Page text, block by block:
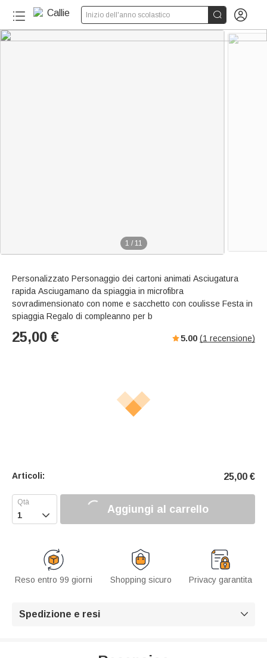
Inizio dell'anno scolastico  
1 / 11
Personalizzato Personaggio dei cartoni animati Asciugatura
rapida Asciugamano da spiaggia in microfibra
sovradimensionato con nome e sacchetto con coulisse Festa in
spiaggia Regalo di compleanno per b
25,00 € 5.00 (1 recensione)
Articoli: 25,00 €
 Aggiungi al carrello
Reso entro 99 giorni Shopping sicuro Privacy garantita
Spedizione e resi 